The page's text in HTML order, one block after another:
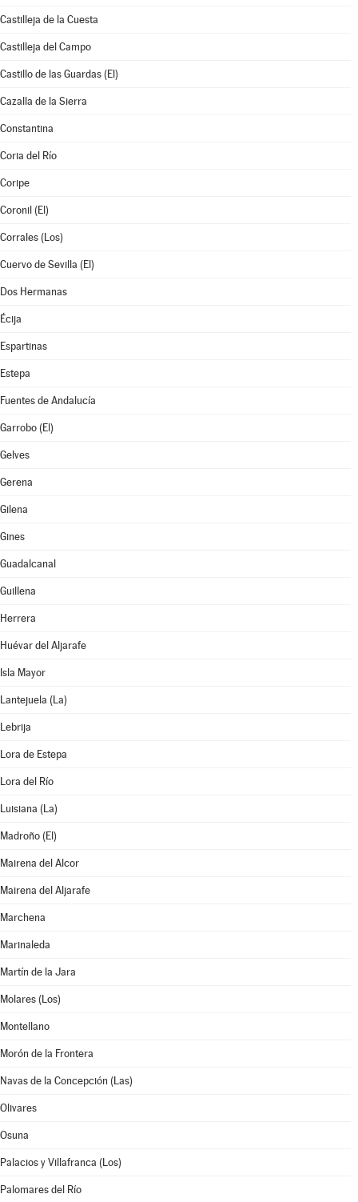
Castilleja de la Cuesta
Castilleja del Campo
Castillo de las Guardas (El)
Cazalla de la Sierra
Constantina
Coria del Río
Coripe
Coronil (El)
Corrales (Los)
Cuervo de Sevilla (El)
Dos Hermanas
Écija
Espartinas
Estepa
Fuentes de Andalucía
Garrobo (El)
Gelves
Gerena
Gilena
Gines
Guadalcanal
Guillena
Herrera
Huévar del Aljarafe
Isla Mayor
Lantejuela (La)
Lebrija
Lora de Estepa
Lora del Río
Luisiana (La)
Madroño (El)
Mairena del Alcor
Mairena del Aljarafe
Marchena
Marinaleda
Martín de la Jara
Molares (Los)
Montellano
Morón de la Frontera
Navas de la Concepción (Las)
Olivares
Osuna
Palacios y Villafranca (Los)
Palomares del Río